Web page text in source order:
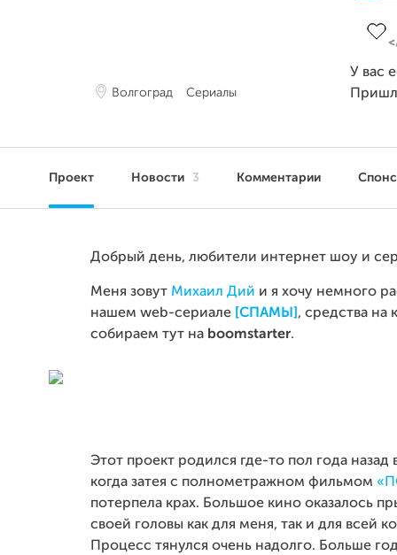
Волгоград Сериалы
У вас
Проект Новости 3 Комментарии
Добрый день, любители интернет шоу и
Меня зовут Михаил Дий и я хочу немного
нашемweb-сериале [СПАМЫ] , средства на
собираем тут на boomstarter.
Этот проект родился где-то пол года назад
когда затея с полнометражном фильмом
потерпела крах. Большое кино оказалось
своей головы как для меня, так и для всей
Процесс тянулся очень надолго. Больше